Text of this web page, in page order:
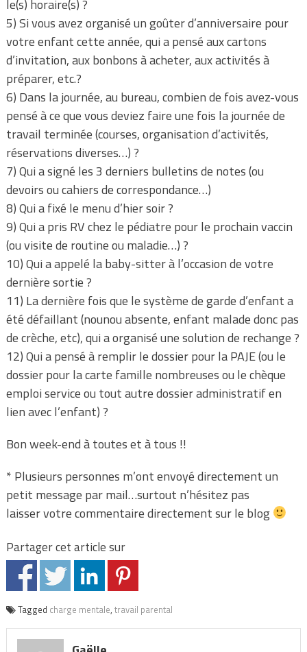
le(s) horaire(s) ?
5) Si vous avez organisé un goûter d’anniversaire pour
votre enfant cette année, qui a pensé aux cartons
d’invitation, aux bonbons à acheter, aux activités à
préparer, etc.?
6) Dans la journée, au bureau, combien de fois avez-vous
pensé à ce que vous deviez faire une fois la journée de
travail terminée (courses, organisation d’activités,
réservations diverses…) ?
7) Qui a signé les 3 derniers bulletins de notes (ou
devoirs ou cahiers de correspondance…)
8) Qui a fixé le menu d’hier soir ?
9) Qui a pris RV chez le pédiatre pour le prochain vaccin
(ou visite de routine ou maladie…) ?
10) Qui a appelé la baby-sitter à l’occasion de votre
dernière sortie ?
11) La dernière fois que le système de garde d’enfant a
été défaillant (nounou absente, enfant malade donc pas
de crèche, etc), qui a organisé une solution de rechange ?
12) Qui a pensé à remplir le dossier pour la PAJE (ou le
dossier pour la carte famille nombreuses ou le chèque
emploi service ou tout autre dossier administratif en
lien avec l’enfant) ?
Bon week-end à toutes et à tous !!
* Plusieurs personnes m’ont envoyé directement un
petit message par mail…surtout n’hésitez pas
laisser votre commentaire directement sur le blog
Partager cet article sur
Tagged charge mentale, travail parental